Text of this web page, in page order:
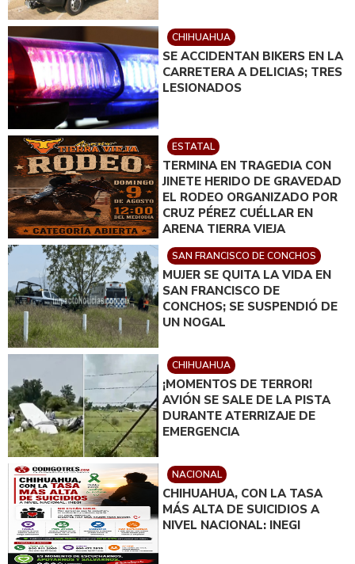
CHIHUAHUA
SE ACCIDENTAN BIKERS EN LA
CARRETERA A DELICIAS; TRES
LESIONADOS
ESTATAL
TERMINA EN TRAGEDIA CON
JINETE HERIDO DE GRAVEDAD
EL RODEO ORGANIZADO POR
CRUZ PÉREZ CUÉLLAR EN
ARENA TIERRA VIEJA
SAN FRANCISCO DE CONCHOS
MUJER SE QUITA LA VIDA EN
SAN FRANCISCO DE
CONCHOS; SE SUSPENDIÓ DE
UN NOGAL
CHIHUAHUA
¡MOMENTOS DE TERROR!
AVIÓN SE SALE DE LA PISTA
DURANTE ATERRIZAJE DE
EMERGENCIA
NACIONAL
CHIHUAHUA, CON LA TASA
MÁS ALTA DE SUICIDIOS A
NIVEL NACIONAL: INEGI